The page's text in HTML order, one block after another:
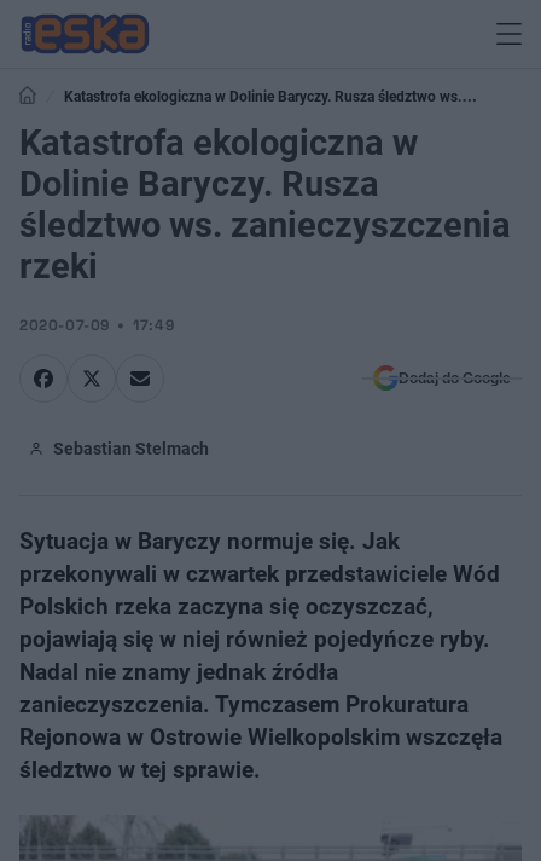
Katastrofa ekologiczna w Dolinie Baryczy. Rusza śledztwo ws.
zanieczyszczenia rzeki
Katastrofa ekologiczna w
Dolinie Baryczy. Rusza
śledztwo ws. zanieczyszczenia
rzeki
2020-07-09 17:49
Dodaj do Google
Sebastian Stelmach
Sytuacja w Baryczy normuje się. Jak
przekonywali w czwartek przedstawiciele Wód
Polskich rzeka zaczyna się oczyszczać,
pojawiają się w niej również pojedyńcze ryby.
Nadal nie znamy jednak źródła
zanieczyszczenia. Tymczasem Prokuratura
Rejonowa w Ostrowie Wielkopolskim wszczęła
śledztwo w tej sprawie.